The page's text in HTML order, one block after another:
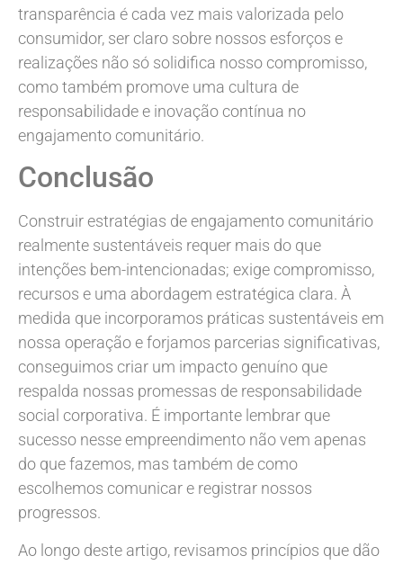
transparência é cada vez mais valorizada pelo
consumidor, ser claro sobre nossos esforços e
realizações não só solidifica nosso compromisso,
como também promove uma cultura de
responsabilidade e inovação contínua no
engajamento comunitário.
Conclusão
Construir estratégias de engajamento comunitário
realmente sustentáveis requer mais do que
intenções bem-intencionadas; exige compromisso,
recursos e uma abordagem estratégica clara. À
medida que incorporamos práticas sustentáveis em
nossa operação e forjamos parcerias significativas,
conseguimos criar um impacto genuíno que
respalda nossas promessas de responsabilidade
social corporativa. É importante lembrar que
sucesso nesse empreendimento não vem apenas
do que fazemos, mas também de como
escolhemos comunicar e registrar nossos
progressos.
Ao longo deste artigo, revisamos princípios que dão